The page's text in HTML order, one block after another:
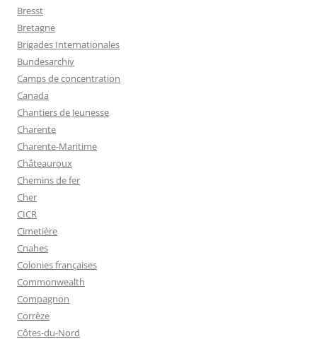
Bresst
Bretagne
Brigades Internationales
Bundesarchiv
Camps de concentration
Canada
Chantiers de Jeunesse
Charente
Charente-Maritime
Châteauroux
Chemins de fer
Cher
CICR
Cimetière
Cnahes
Colonies françaises
Commonwealth
Compagnon
Corrèze
Côtes-du-Nord